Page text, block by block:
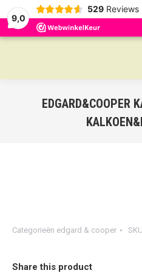
9,0
529 Reviews
EDGARD&COOPER
Categorieën edgard & cooper
Share this product